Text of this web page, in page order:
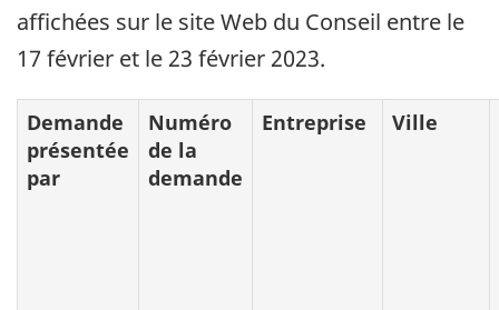
affichées sur le site Web du Conseil entre le
17 février et le 23 février 2023.
Demande
présentée
par
Numéro
de la
demande
Entreprise Ville